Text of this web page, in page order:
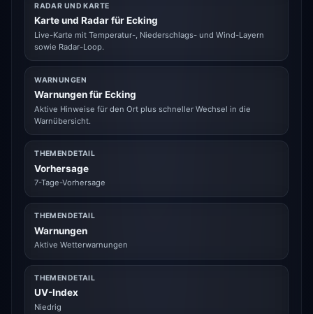
RADAR UND KARTE
Karte und Radar für Ecking
Live-Karte mit Temperatur-, Niederschlags- und Wind-Layern
sowie Radar-Loop.
WARNUNGEN
Warnungen für Ecking
Aktive Hinweise für den Ort plus schneller Wechsel in die
Warnübersicht.
THEMENDETAIL
Vorhersage
7-Tage-Vorhersage
THEMENDETAIL
Warnungen
Aktive Wetterwarnungen
THEMENDETAIL
UV-Index
Niedrig